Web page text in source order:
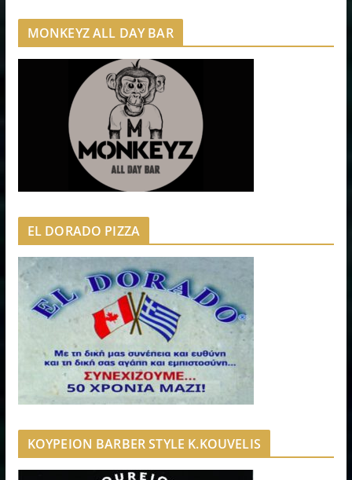
MONKEYZ ALL DAY BAR
EL DORADO PIZZA
ΚΟΥΡΕΙΟΝ BARBER STYLE K.KOUVELIS